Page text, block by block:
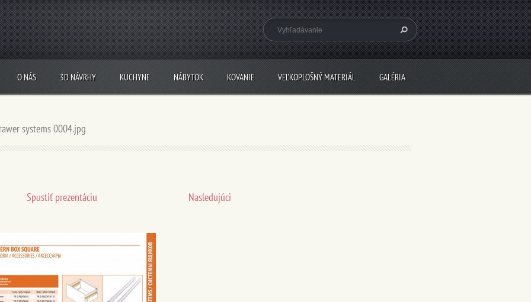
O NÁS 3D NÁVRHY KUCHYNE NÁBYTOK KOVANIE VEĽKOPLOŠNÝ MATERIÁL GALÉRIA
systems 0004.jpg
Spustiť prezentáciu Nasledujúci